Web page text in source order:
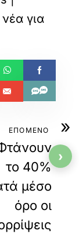
για
»
ΕΠΟΜΕΝΟ
το 40%
μέσο
όρο οι
›